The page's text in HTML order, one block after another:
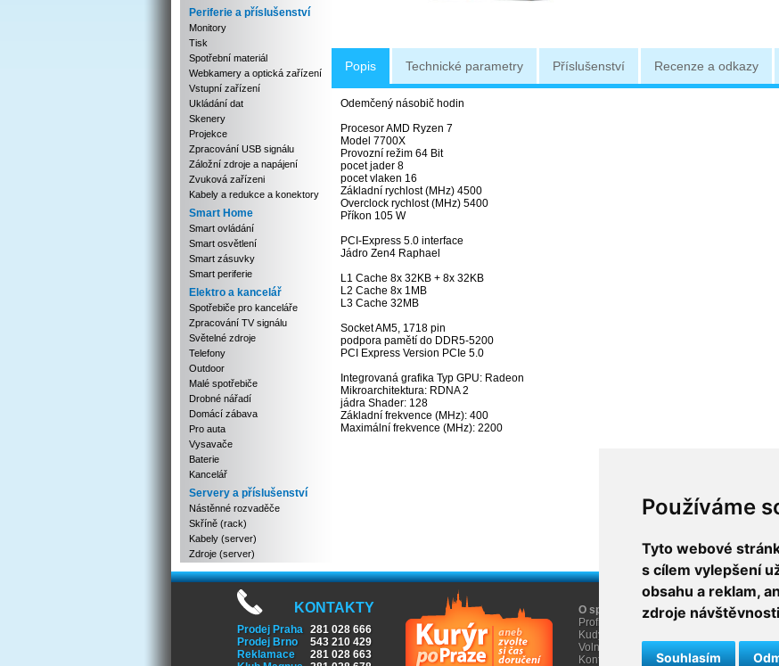
Používáme
Tyto webové
s cílem vylepšení
obsahu a reklam,
zdroje
Souhlasím
Periferie a příslušenství
Monitory
Tisk
Spotřební materiál
Webkamery a optická zařízení
Vstupní zařízení
Ukládání dat
Skenery
Projekce
Zpracování USB signálu
Záložní zdroje a napájení
Zvuková zařízeni
Kabely a redukce a konektory
Smart Home
Smart ovládání
Smart osvětlení
Smart zásuvky
Smart periferie
Elektro a kancelář
Spotřebiče pro kanceláře
Zpracování TV signálu
Světelné zdroje
Telefony
Outdoor
Malé spotřebiče
Drobné nářadí
Domácí zábava
Pro auta
Vysavače
Baterie
Kancelář
Servery a příslušenství
Nástěnné rozvaděče
Skříně (rack)
Kabely (server)
Zdroje (server)
Popis Technické parametry Příslušenství Recenze a odkazy
Odemčený násobič hodin
Procesor AMD Ryzen 7
Model 7700X
Provozní režim 64 Bit
pocet jader 8
pocet vlaken 16
Základní rychlost (MHz) 4500
Overclock rychlost (MHz) 5400
Příkon 105 W
PCI-Express 5.0 interface
Jádro Zen4 Raphael
L1 Cache 8x 32KB + 8x 32KB
L2 Cache 8x 1MB
L3 Cache 32MB
Socket AM5, 1718 pin
podpora pamětí do DDR5-5200
PCI Express Version PCIe 5.0
Integrovaná grafika Typ GPU: Radeon
Mikroarchitektura: RDNA 2
jádra Shader: 128
Základní frekvence (MHz): 400
Maximální frekvence (MHz): 2200
KONTAKTY
Prodej Praha 281 028 666
Prodej Brno
543 210 429
Reklamace
281 028 663
O společnosti
Profil firmy AGEM
Kudy k nám
Volná místa
Kontakty
O nákupu
Obchodní informace